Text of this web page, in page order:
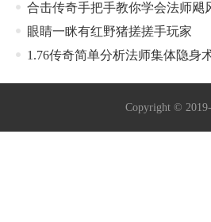
合击传奇手把手教你学会法师飓
眼睛一眯有红野猪搓搓手玩家
1.76传奇简单分析法师集体隐身
Copyright ©